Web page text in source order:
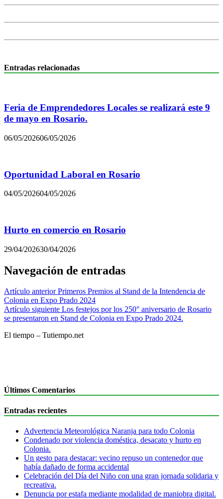
Entradas relacionadas
Feria de Emprendedores Locales se realizará este 9
de mayo en Rosario.
06/05/202606/05/2026
Oportunidad Laboral en Rosario
04/05/202604/05/2026
Hurto en comercio en Rosario
29/04/202630/04/2026
Navegación de entradas
Artículo anterior Primeros Premios al Stand de la Intendencia de
Colonia en Expo Prado 2024
Artículo siguiente Los festejos por los 250° aniversario de Rosario
se presentaron en Stand de Colonia en Expo Prado 2024.
El tiempo – Tutiempo.net
Últimos Comentarios
Entradas recientes
Advertencia Meteorológica Naranja para todo Colonia
Condenado por violencia doméstica, desacato y hurto en
Colonia.
Un gesto para destacar: vecino repuso un contenedor que
había dañado de forma accidental
Celebración del Día del Niño con una gran jornada solidaria y
recreativa.
Denuncia por estafa mediante modalidad de maniobra digital.